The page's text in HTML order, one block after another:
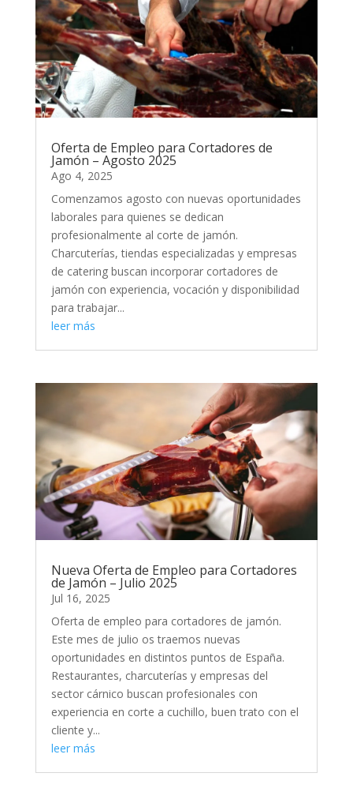
Oferta de Empleo para Cortadores de
Jamón – Agosto 2025
Ago 4, 2025
Comenzamos agosto con nuevas oportunidades
laborales para quienes se dedican
profesionalmente al corte de jamón.
Charcuterías, tiendas especializadas y empresas
de catering buscan incorporar cortadores de
jamón con experiencia, vocación y disponibilidad
para trabajar...
leer más
Nueva Oferta de Empleo para Cortadores
de Jamón – Julio 2025
Jul 16, 2025
Oferta de empleo para cortadores de jamón.
Este mes de julio os traemos nuevas
oportunidades en distintos puntos de España.
Restaurantes, charcuterías y empresas del
sector cárnico buscan profesionales con
experiencia en corte a cuchillo, buen trato con el
cliente y...
leer más